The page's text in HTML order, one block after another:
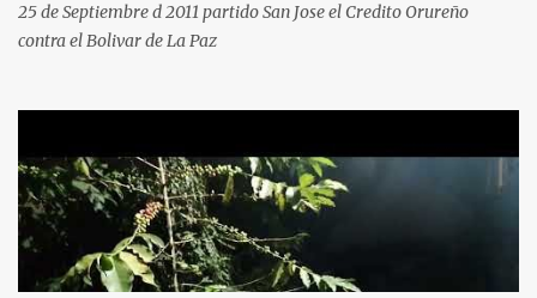
25 de Septiembre d 2011 partido San Jose el Credito Orureño
contra el Bolivar de La Paz